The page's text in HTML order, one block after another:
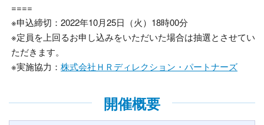
====
※申込締切： 2022年10月25日（火） 18時00分
※定員を上回るお申し込みをいただいた場合は抽選とさせてい
ただきます。
※実施協力： 株式会社ＨＲディレクション・パートナーズ
開催概要